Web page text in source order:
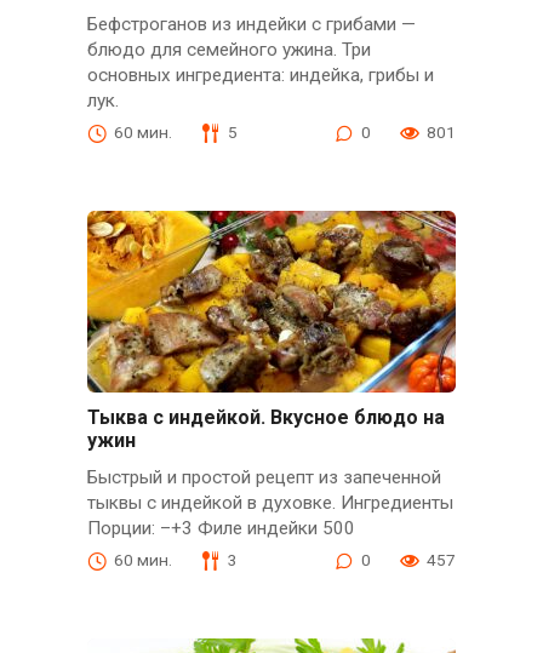
Бефстроганов из индейки с грибами —
блюдо для семейного ужина. Три
основных ингредиента: индейка, грибы и
лук.
60 мин. 5 0 801
Тыква с индейкой. Вкусное блюдо на
ужин
Быстрый и простой рецепт из запеченной
тыквы с индейкой в духовке. Ингредиенты
Порции: –+3 Филе индейки 500
60 мин. 3 0 457